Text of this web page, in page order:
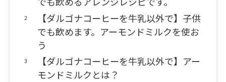
【ダルゴナコーヒーを牛乳以外で】子供
でも飲めます。アーモンドミルクを使お
う
【ダルゴナコーヒーを牛乳以外で】アー
モンドミルクとは？